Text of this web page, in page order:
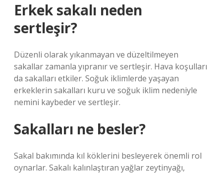
Erkek sakalı neden
sertleşir?
Düzenli olarak yıkanmayan ve düzeltilmeyen
sakallar zamanla yıpranır ve sertleşir. Hava koşulları
da sakalları etkiler. Soğuk iklimlerde yaşayan
erkeklerin sakalları kuru ve soğuk iklim nedeniyle
nemini kaybeder ve sertleşir.
Sakalları ne besler?
Sakal bakımında kıl köklerini besleyerek önemli rol
oynarlar. Sakalı kalınlaştıran yağlar zeytinyağı,